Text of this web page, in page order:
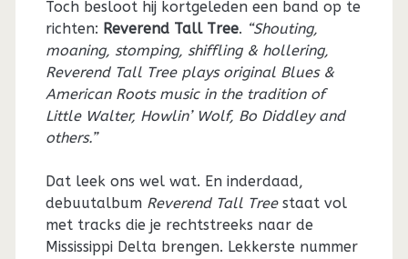
Toch besloot hij kortgeleden een band op te
richten: Reverend Tall Tree. “Shouting,
moaning, stomping, shiffling & hollering,
Reverend Tall Tree plays original Blues &
American Roots music in the tradition of
Little Walter, Howlin’ Wolf, Bo Diddley and
others.”
Dat leek ons wel wat. En inderdaad,
debuutalbum Reverend Tall Treestaat vol
met tracks die je rechtstreeks naar de
Mississippi Delta brengen. Lekkerste nummer